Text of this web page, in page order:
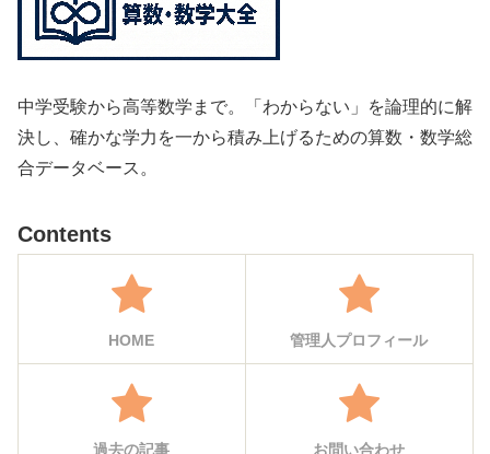
中学受験から高等数学まで。「わからない」を論理的に解
決し、確かな学力を一から積み上げるための算数・数学総
合データベース。
Contents
HOME 管理人プロフィール
過去の記事 お問い合わせ